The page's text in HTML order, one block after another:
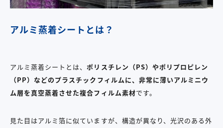
アルミ蒸着シートとは？
アルミ蒸着シートとは、ポリスチレン（PS）やポリプロピレン
（PP）などのプラスチックフィルムに、非常に薄いアルミニウ
ム層を真空蒸着させた複合フィルム素材です。
見た目はアルミ箔に似ていますが、構造が異なり、光沢のある外